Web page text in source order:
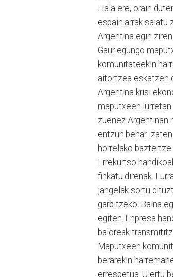
Hala ere, orain
espainiarrak saiatu
Argentina egin ziren
Gaur egungo
komunitateekin
aitortzea eskatzen
Argentina krisi
maputxeen
zuenez Argentinan
entzun behar
horrelako
Errekurtso
finkatu direnak.
jangelak sortu
garbitzeko. Baina
egiten. Enpresa
baloreak
Maputxeen
berarekin
errespetua. Ulertu